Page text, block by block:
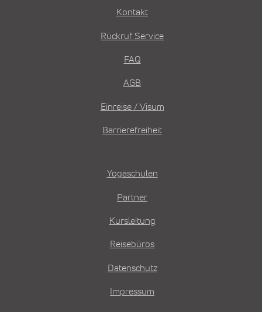
Kontakt
Rückruf Service
FAQ
AGB
Einreise / Visum
Barrierefreiheit
Yogaschulen
Partner
Kursleitung
Reisebüros
Datenschutz
Impressum